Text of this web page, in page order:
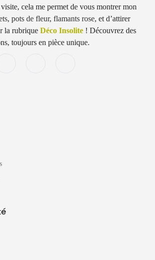
cela me permet de vous montrer mon
,pots de fleur,flamants rose, et d’attirer
la rubriqueDéco Insolite ! Découvrez des
toujours en pièce unique.